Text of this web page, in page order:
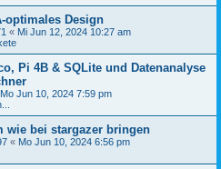
optimales Design
« Mi Jun 12, 2024 10:27 am
Pi 4B & SQLite und Datenanalyse
Mo Jun 10, 2024 7:59 pm
wie bei stargazer bringen
« Mo Jun 10, 2024 6:56 pm